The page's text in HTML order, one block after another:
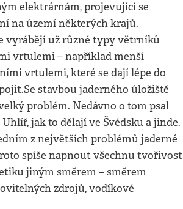
elektrárnám, projevující se
na území některých krajů.
vyrábějí už různé typy větrníků
vrtulemi – například menší
vrtulemi, které se dají lépe do
stavbou jaderného úložiště
problém. Nedávno o tom psal
jak to dělají ve Švédsku a jinde.
z největších problémů jaderné
spíše napnout všechnu tvořivost
jiným směrem – směrem
zdrojů, vodíkové